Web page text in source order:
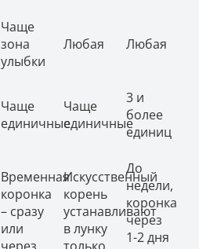
Чаще
зона
улыбки
Любая Любая
Чаще
единичные
Чаще
единичные
3 и
более
единиц
Временная
коронка
– сразу
или
Искусственный
корень
устанавливают
в лунку
До
недели,
коронка
через
1-2 дня